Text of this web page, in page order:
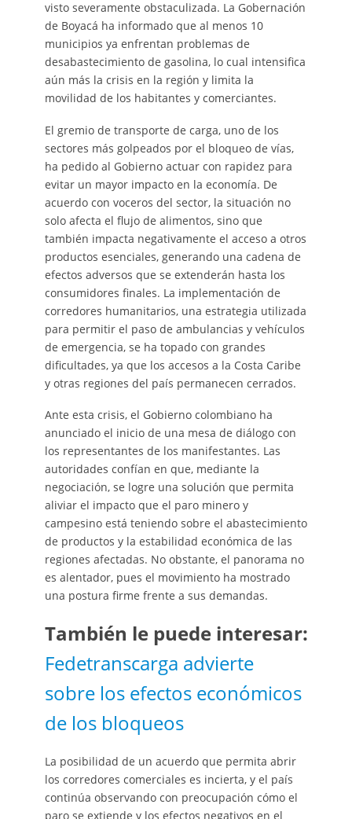
visto severamente obstaculizada. La Gobernación
de Boyacá ha informado que al menos 10
municipios ya enfrentan problemas de
desabastecimiento de gasolina, lo cual intensifica
aún más la crisis en la región y limita la
movilidad de los habitantes y comerciantes.
El gremio de transporte de carga, uno de los
sectores más golpeados por el bloqueo de vías,
ha pedido al Gobierno actuar con rapidez para
evitar un mayor impacto en la economía. De
acuerdo con voceros del sector, la situación no
solo afecta el flujo de alimentos, sino que
también impacta negativamente el acceso a otros
productos esenciales, generando una cadena de
efectos adversos que se extenderán hasta los
consumidores finales. La implementación de
corredores humanitarios, una estrategia utilizada
para permitir el paso de ambulancias y vehículos
de emergencia, se ha topado con grandes
dificultades, ya que los accesos a la Costa Caribe
y otras regiones del país permanecen cerrados.
Ante esta crisis, el Gobierno colombiano ha
anunciado el inicio de una mesa de diálogo con
los representantes de los manifestantes. Las
autoridades confían en que, mediante la
negociación, se logre una solución que permita
aliviar el impacto que el paro minero y
campesino está teniendo sobre el abastecimiento
de productos y la estabilidad económica de las
regiones afectadas. No obstante, el panorama no
es alentador, pues el movimiento ha mostrado
una postura firme frente a sus demandas.
También le puede interesar:
Fedetranscarga advierte
sobre los efectos económicos
de los bloqueos
La posibilidad de un acuerdo que permita abrir
los corredores comerciales es incierta, y el país
continúa observando con preocupación cómo el
paro se extiende y los efectos negativos en el